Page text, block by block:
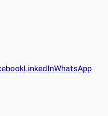
LinkedInWhatsApp